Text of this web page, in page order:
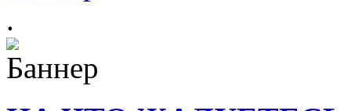
.